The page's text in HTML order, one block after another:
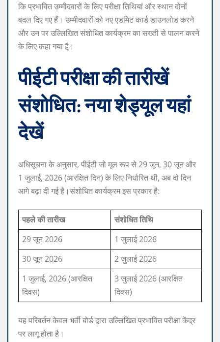
कि प्रभावित उम्मीदवारों के लिए परीक्षा तिथियां और स्थान दोनों
बदल दिए गए हैं। उम्मीदवारों को नए एडमिट कार्ड डाउनलोड करने
और उन पर उल्लिखित संशोधित कार्यक्रम का सख्ती से पालन करने
के लिए कहा गया है।
पीईटी परीक्षा की तारीखें
संशोधित: नया शेड्यूल यहां
देखें
अधिसूचना के अनुसार, पीईटी जो मूल रूप से 29 जून, 30 जून और
1 जुलाई, 2026 (आरक्षित दिन) के लिए निर्धारित थी, अब दो दिन
आगे बढ़ा दी गई है।संशोधित कार्यक्रम इस प्रकार है:
पहले की तारीख
संशोधित तिथि
29 जून 2026
1 जुलाई 2026
30 जून 2026
2 जुलाई 2026
1 जुलाई, 2026 (आरक्षित
दिवस)
3 जुलाई 2026 (आरक्षित
दिवस)
यह परिवर्तन केवल भर्ती बोर्ड द्वारा उल्लिखित प्रभावित परीक्षा केंद्र
पर लागू होता है।